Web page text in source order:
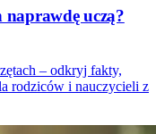
naprawdę uczą?
– odkryj fakty,
rodziców i nauczycieli z